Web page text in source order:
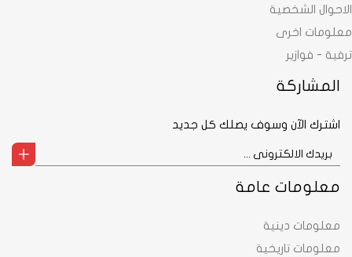
معلومات عامة
معلومات دينية
معلومات تاريخية
الاحوال الشخصية
معلومات اخرى
ترفية - فوازير
المشاركة
اشترك الآن وسوف يصلك كل جديد